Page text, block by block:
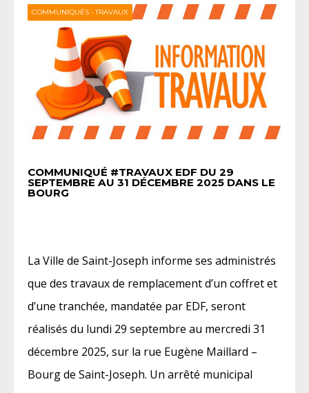
COMMUNIQUÉS •TRAVAUX
COMMUNIQUÉ #TRAVAUX EDF DU 29
SEPTEMBRE AU 31 DÉCEMBRE 2025 DANS LE
BOURG
La Ville de Saint-Joseph informe ses administrés
que des travaux de remplacement d’un coffret et
d’une tranchée, mandatée par EDF, seront
réalisés du lundi 29 septembre au mercredi 31
décembre 2025, sur la rue Eugène Maillard –
Bourg de Saint-Joseph. Un arrêté municipal